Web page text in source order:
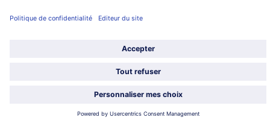
Choisir le pays / la langue